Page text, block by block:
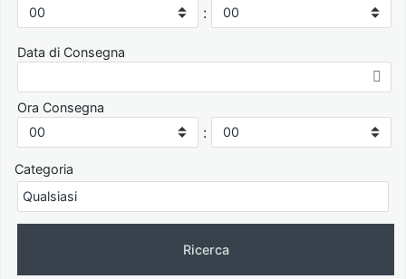
:
Data di Consegna
Ora Consegna
:
Categoria